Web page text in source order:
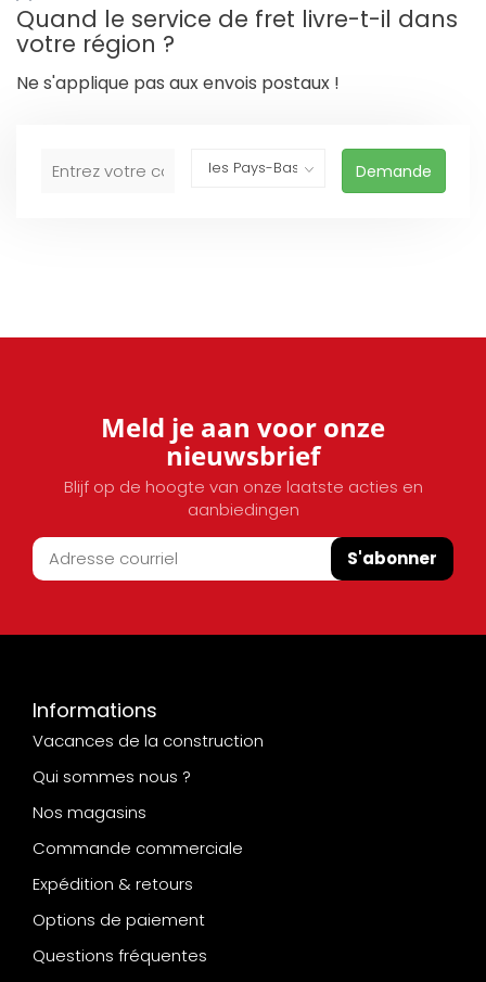
Quand le service de fret livre-t-il dans
votre région ?
Ne s'applique pas aux envois postaux !
Demande
Meld je aan voor onze
nieuwsbrief
Blijf op de hoogte van onze laatste acties en
aanbiedingen
S'abonner
Informations
Vacances de la construction
Qui sommes nous ?
Nos magasins
Commande commerciale
Expédition & retours
Options de paiement
Questions fréquentes